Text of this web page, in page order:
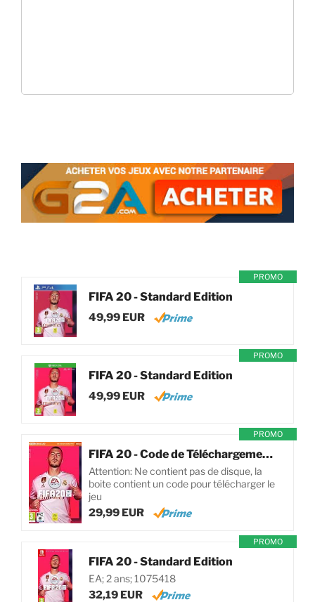
PROMO
FIFA 20 - Standard Edition
49,99 EUR
PROMO
FIFA 20 - Standard Edition
49,99 EUR
PROMO
FIFA 20 - Code de Téléchargement pour PC
Attention: Ne contient pas de disque, la
boite contient un code pour télécharger le
jeu
29,99 EUR
PROMO
FIFA 20 - Standard Edition
EA; 2 ans; 1075418
32,19 EUR